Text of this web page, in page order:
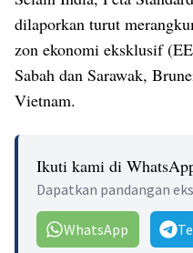
dilaporkan turut
zon ekonomi eksklusif
Sabah dan Sarawak,
Vietnam.
Ikuti kami di
Dapatkan pandangan
WhatsApp